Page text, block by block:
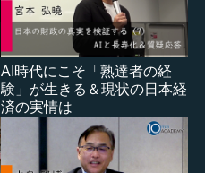
AI時代にこそ「熟達者の経
験」が生きる＆現状の日本経
済の実情は